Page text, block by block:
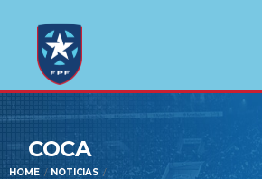
COCA
HOME
NOTICIAS